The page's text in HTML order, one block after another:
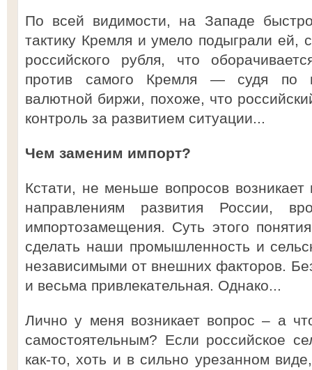
По всей видимости, на Западе
тактику Кремля и умело подыграли ей,
российского рубля, что
против самого Кремля — судя по
валютной биржи, похоже, что
контроль за развитием ситуации...
Чем заменим импорт?
Кстати, не меньше вопросов
направлениям развития России,
импортозамещения. Суть этого
сделать наши промышленность и
независимыми от внешних факторов.
и весьма привлекательная. Однако...
Лично у меня возникает вопрос – а
самостоятельным? Если российское
как-то, хоть и в сильно урезанном